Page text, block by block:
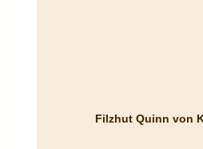
Filzhut Quinn von